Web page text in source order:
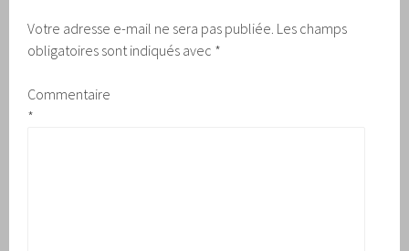
Votre adresse e-mail ne sera pas publiée. Les champs
obligatoires sont indiqués avec *
Commentaire
*